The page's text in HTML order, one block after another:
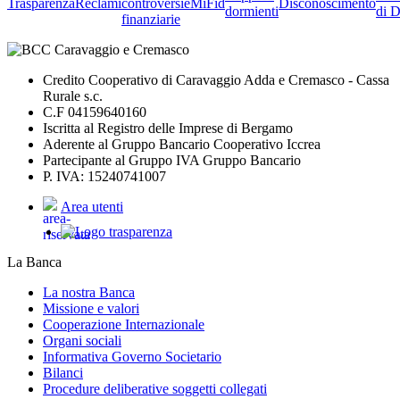
TrasparenzaReclamicontroversie
finanziarie
MiFid
dormienti
Disconoscimento
di
Credito Cooperativo di Caravaggio Adda e Cremasco - Cassa
Rurale s.c.
C.F 04159640160
Iscritta al Registro delle Imprese di Bergamo
Aderente al Gruppo Bancario Cooperativo Iccrea
Partecipante al Gruppo IVA Gruppo Bancario
P. IVA: 15240741007
Area utenti
La Banca
La nostra Banca
Missione e valori
Cooperazione Internazionale
Organi sociali
Informativa Governo Societario
Bilanci
Procedure deliberative soggetti collegati